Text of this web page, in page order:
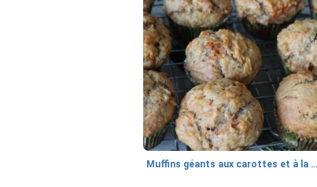
Muffins géants aux carottes et à la banane de Nif